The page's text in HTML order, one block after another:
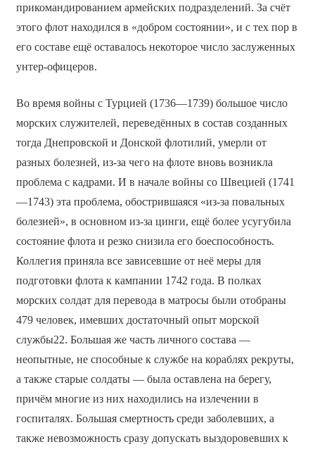
прикомандированием армейских подразделений. За счёт
этого флот находился в «добром состоянии», и с тех пор в
его составе ещё оставалось некоторое число заслуженных
унтер-офицеров.
Во время войны с Турцией (1736—1739) большое число
морских служителей, переведённых в состав созданных
тогда Днепровской и Донской флотилий, умерли от
разных болезней, из-за чего на флоте вновь возникла
проблема с кадрами. И в начале войны со Швецией (1741
—1743) эта проблема, обострившаяся «из-за повальных
болезней», в основном из-за цинги, ещё более усугубила
состояние флота и резко снизила его боеспособность.
Коллегия приняла все зависевшие от неё меры для
подготовки флота к кампании 1742 года. В полках
морских солдат для перевода в матросы были отобраны
479 человек, имевших достаточный опыт морской
службы22. Большая же часть личного состава —
неопытные, не способные к службе на кораблях рекруты,
а также старые солдаты — была оставлена на берегу,
причём многие из них находились на излечении в
госпиталях. Большая смертность среди заболевших, а
также невозможность сразу допускать выздоровевших к